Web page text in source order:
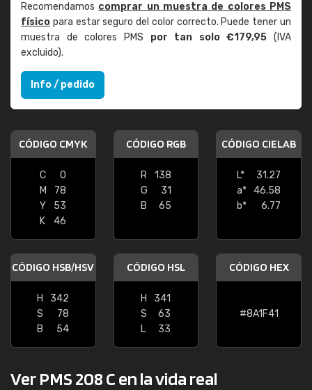
Recomendamos comprar un muestra de colores PMS
físico para estar seguro del color correcto. Puede tener un
muestra de colores PMS por tan solo €179,95 (IVA
excluido).
Info / pedido
CÓDIGO CMYK
C
0
M
78
Y
53
K
46
CÓDIGO RGB
R
138
G
31
B
65
CÓDIGO CIELAB
L*
31.27
a*
46.58
b*
6.77
CÓDIGO HSB/HSV
H
342
S
78
B
54
CÓDIGO HSL
H
341
S
63
L
33
CÓDIGO HEX
#8A1F41
Ver PMS 208 C en la vida real